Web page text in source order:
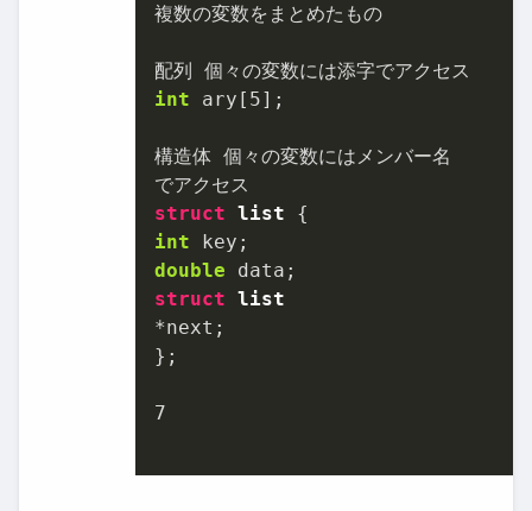
複数の変数をまとめたもの
int ary[ 5];
構造体 個々の変数にはメンバー名
struct list
int
double
struct list
*next;
};
7